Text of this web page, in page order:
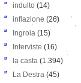
indulto (14)
inflazione (26)
Ingroia (15)
Interviste (16)
la casta (1.394)
La Destra (45)